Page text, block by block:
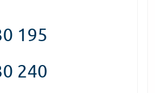
195
240